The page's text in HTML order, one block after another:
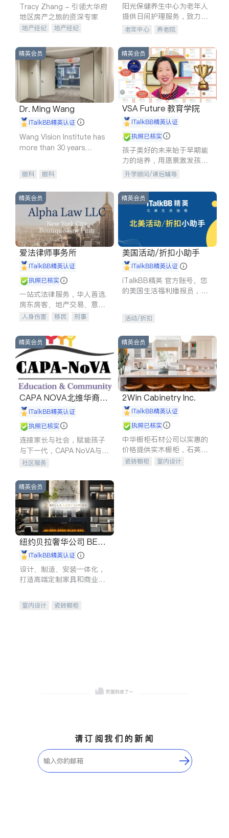
Tracy Zhang - 引领大华府
地区房产之旅的资深专家
地产经纪
地产经纪
商铺租售
开发商建商
阳光保健养生中心为老年人
提供日间护理服务，致力于
通过持续的护理创新来有效
老年中心 养老院
精英会员
Dr. Ming Wang
iTalkBB精英认证
Wang Vision Institute has
more than 30 years
眼科 眼科
精英会员
VSA Future 教育学院
iTalkBB精英认证
执照已核实
孩子美好的未来始于早期能
力的培养，用愿景激发孩子
的学习潜力和动力。理念：
拥有成长型心态是成功的基
石。
升学顾问/课后辅导
精英会员
爱法律师事务所
iTalkBB精英认证
执照已核实
一站式法律服务，华人首选.
房东房客、地产交易、意外
伤害、车祸重伤、商业诉
建筑合同、刑事案件全包办
人身伤害 移民
刑事
信托/遗嘱
商业
索赔
律师-其它 保释
精英会员
美国活动/折扣小助手
iTalkBB精英认证
iTalkBB精英 官方账号。您
的美国生活福利播报员，精
专属福利。
活动/折扣
精英会员
CAPA NOVA北维华裔家
长会iTalkBB精英认证
执照已核实
连接家长与社会，赋能孩子
与下一代，CAPA NoVA与您
携手建设包容、公平、充满
社区服务
精英会员
2Win Cabinetry Inc.
iTalkBB精英认证
执照已核实
中华橱柜石材公司以实惠的
价格提供实木橱柜，石英石
台面，多种优质不锈钢水
瓷砖橱柜
室内设计
精英会员
纽约贝拉奢华公司 BELL
A LUXE
iTalkBB精英认证
设计、制造、安装一体化，
打造高端定制家具和商业空
室内设计
瓷砖橱柜
请订阅我们的新闻